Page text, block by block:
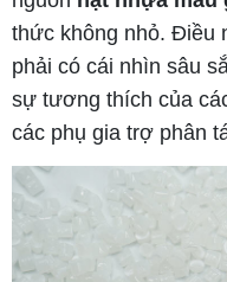
thức không nhỏ. Điều
phải có cái nhìn sâu
sự tương thích của
các phụ gia trợ phân